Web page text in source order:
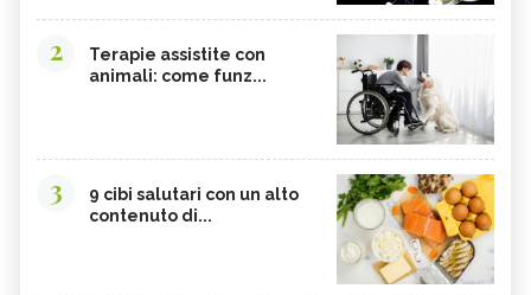
2
Terapie assistite con
animali: come funz...
3
9 cibi salutari con un alto
contenuto di...